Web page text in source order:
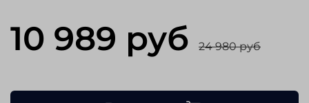
10 989 руб 24 980 руб